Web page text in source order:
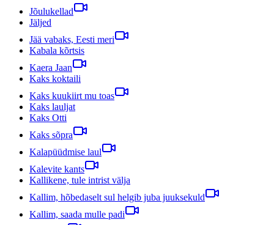
Jõulukellad
Jäljed
Jää vabaks, Eesti meri
Kabala kõrtsis
Kaera Jaan
Kaks koktaili
Kaks kuukiirt mu toas
Kaks lauljat
Kaks Otti
Kaks sõpra
Kalapüüdmise laul
Kalevite kants
Kallikene, tule intrist välja
Kallim, hõbedaselt sul helgib juba juuksekuld
Kallim, saada mulle padi